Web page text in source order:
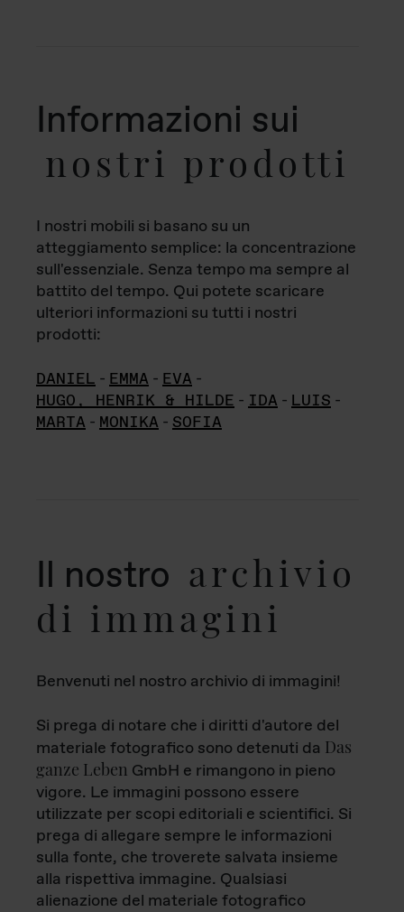
Informazioni sui
nostri prodotti
I nostri mobili si basano su un
atteggiamento semplice: la concentrazione
sull'essenziale. Senza tempo ma sempre al
battito del tempo. Qui potete scaricare
ulteriori informazioni su tutti i nostri
prodotti:
DANIEL - EMMA - EVA -
HUGO, HENRIK & HILDE - IDA - LUIS -
MARTA - MONIKA - SOFIA
Il nostro archivio
di immagini
Benvenuti nel nostro archivio di immagini!
Si prega di notare che i diritti d'autore del
materiale fotografico sono detenuti da Das
ganze Leben GmbH e rimangono in pieno
vigore. Le immagini possono essere
utilizzate per scopi editoriali e scientifici. Si
prega di allegare sempre le informazioni
sulla fonte, che troverete salvata insieme
alla rispettiva immagine. Qualsiasi
alienazione del materiale fotografico